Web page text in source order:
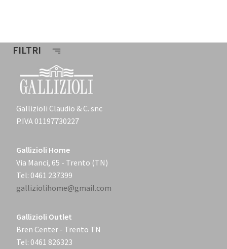
FILTRI
Gallizioli Claudio & C. snc
P.IVA 01197730227
Gallizioli Home
Via Manci, 65 - Trento (TN)
Tel: 0461 237399
galliziolihome@gmail.com
Gallizioli Outlet
Bren Center - Trento TN
Tel: 0461 826323